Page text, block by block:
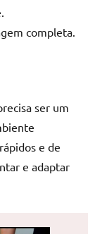
completa.
ser um
e de
e adaptar